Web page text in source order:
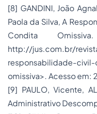
[8] GANDINI, João
Paola da Silva, A
Condita
http://jus.com.br/
responsabilidade-
omissiva>. Acesso em:
[9] PAULO, Vicente,
Administrativo